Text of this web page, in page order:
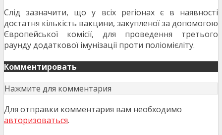
Слід зазначити, що у всіх регіонах є в наявності
достатня кількість вакцини, закупленої за допомогою
Європейської комісії, для проведення третього
раунду додаткової імунізації проти поліомієліту.
Комментировать
Нажмите для комментария
Для отправки комментария вам необходимо
авторизоваться.